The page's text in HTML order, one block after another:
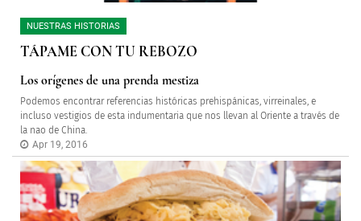
NUESTRAS HISTORIAS
TÁPAME CON TU REBOZO
Los orígenes de una prenda mestiza
Podemos encontrar referencias históricas prehispánicas, virreinales, e
incluso vestigios de esta indumentaria que nos llevan al Oriente a través de
la nao de China.
Apr 19, 2016